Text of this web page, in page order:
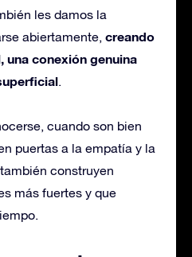
les damos la
abiertamente, creando
una conexión genuina
.
cuando son bien
puertas a la empatía y la
construyen
más fuertes y que